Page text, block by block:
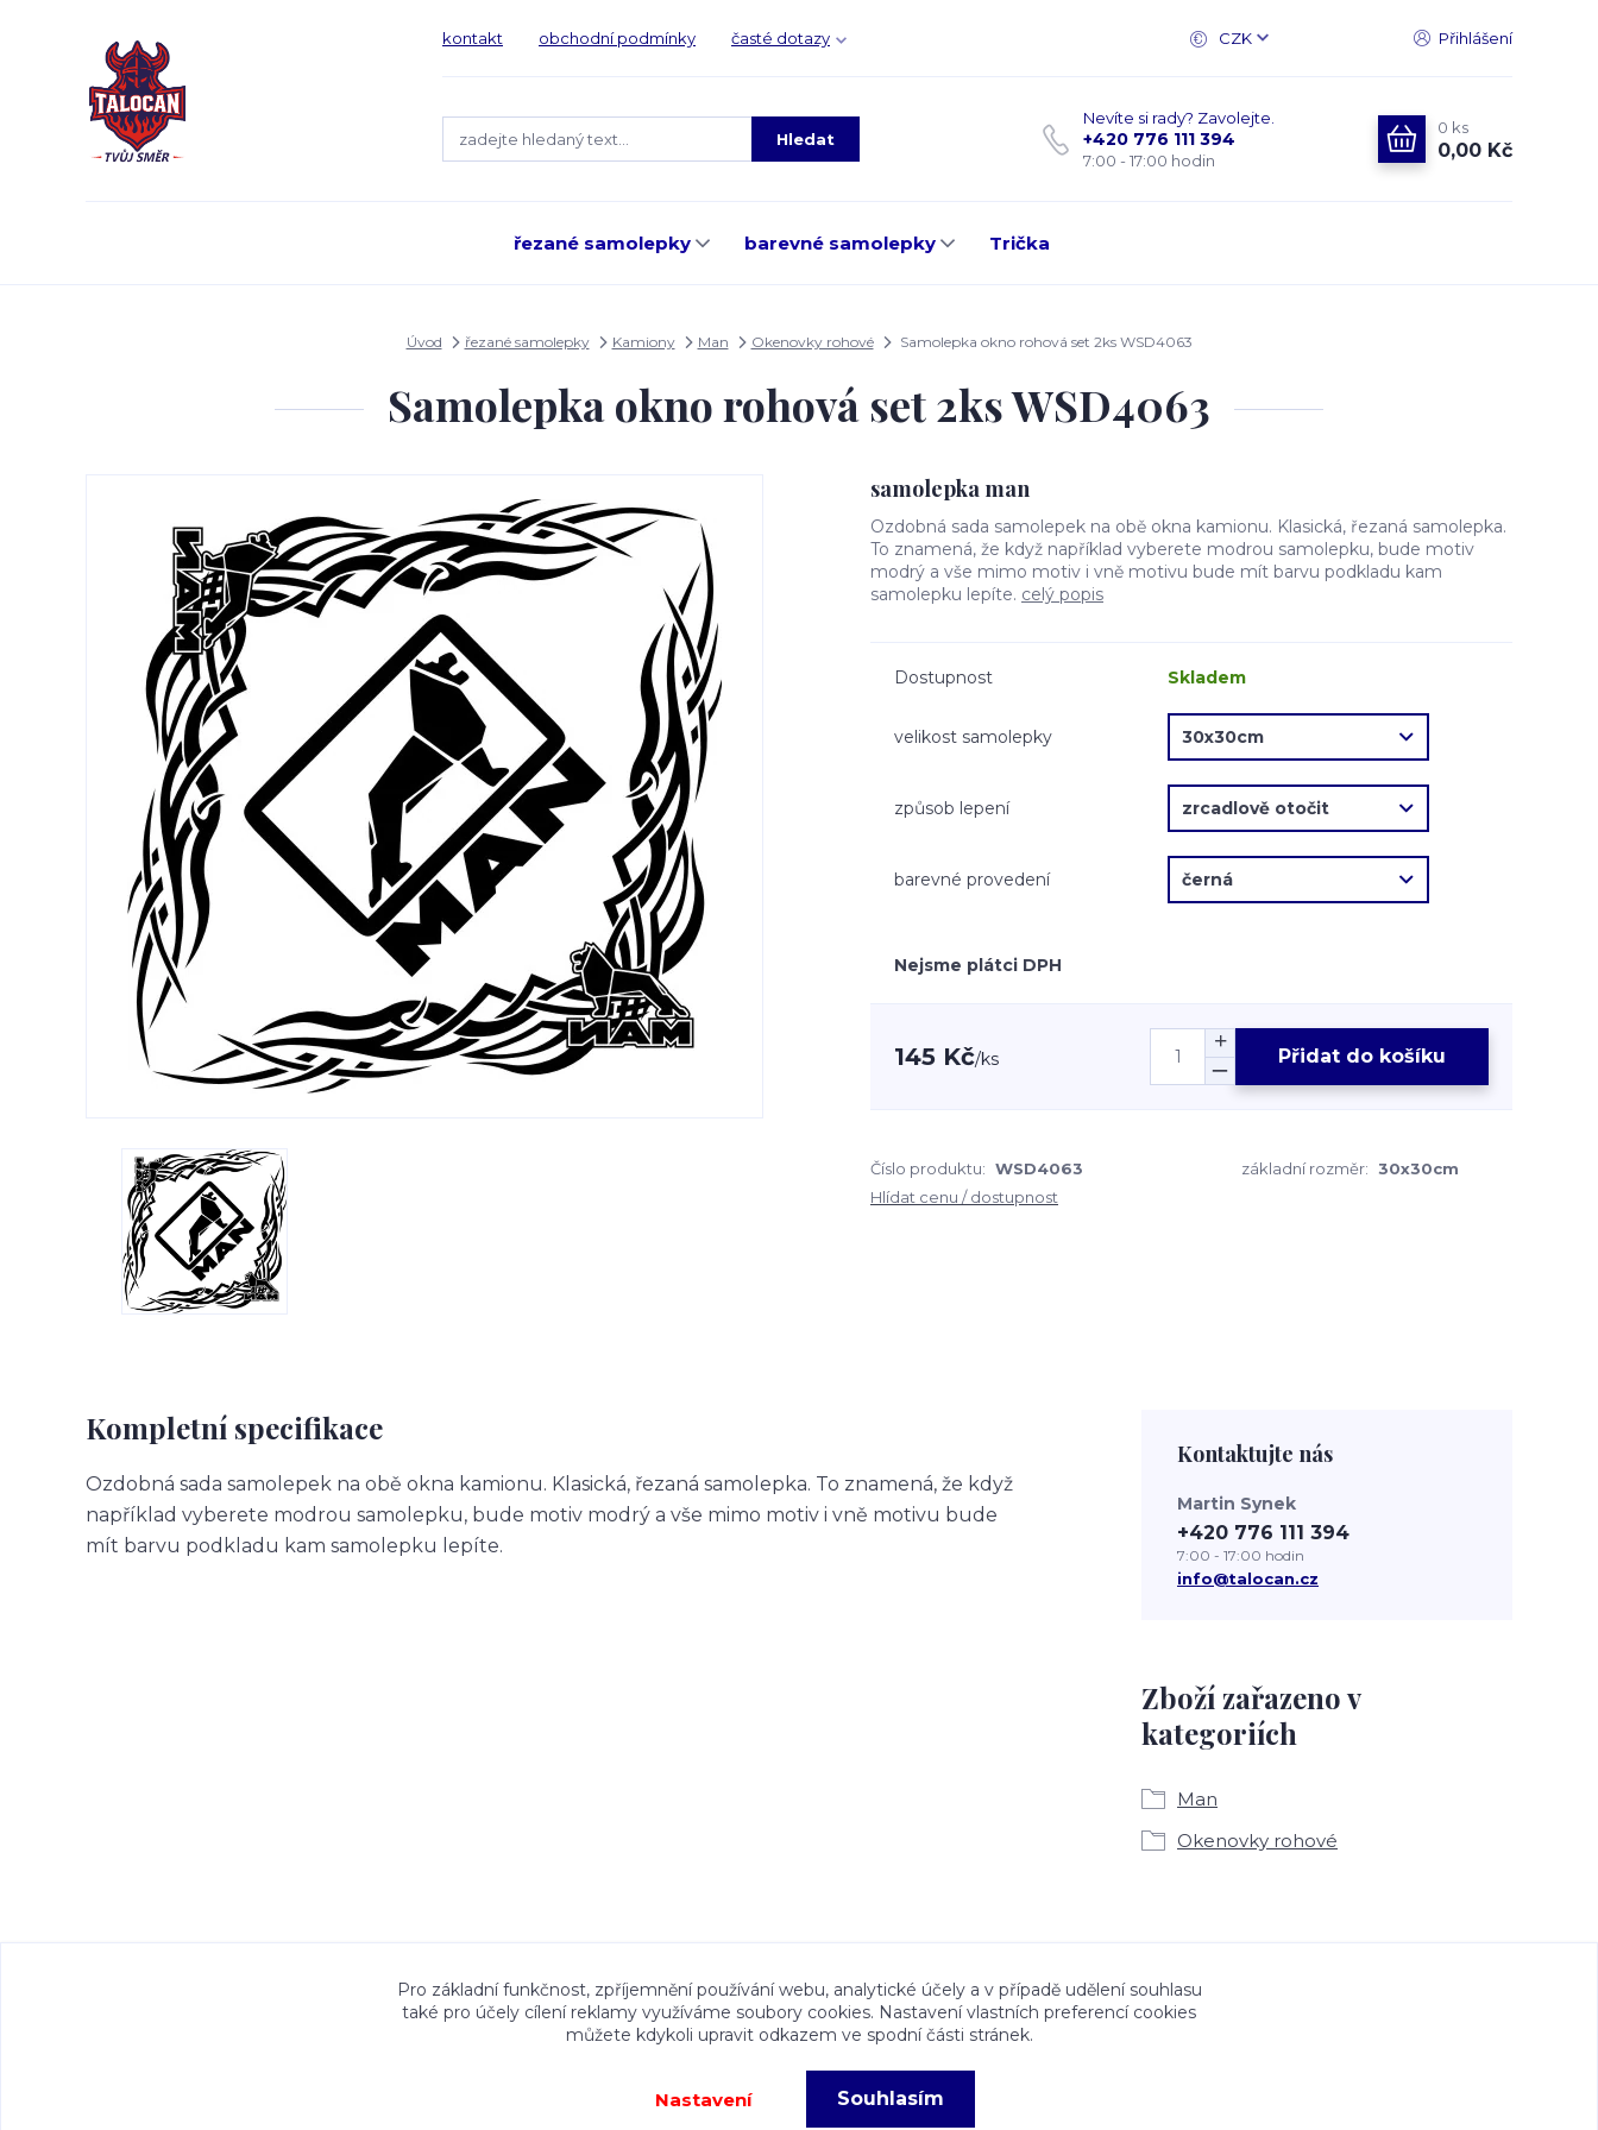
kontakt obchodní podmínky časté dotazy CZK Přihlášení
Hledat
Nevíte si rady? Zavolejte.
+420 776 111 394
7:00 - 17:00 hodin
0 ks
0,00 Kč
řezané samolepky barevné samolepky Trička
Úvod řezané samolepky Kamiony Man Okenovky rohové Samolepka okno rohová set 2ks WSD4063
Samolepka okno rohová set 2ks WSD4063
samolepka man
Ozdobná sada samolepek na obě okna kamionu. Klasická, řezaná samolepka.
To znamená, že když například vyberete modrou samolepku, bude motiv
modrý a vše mimo motiv i vně motivu bude mít barvu podkladu kam
samolepku lepíte. celý popis
Dostupnost Skladem
velikost samolepky
způsob lepení
barevné provedení
Nejsme plátci DPH
145 Kč/ks Přidat do košíku
Číslo produktu: WSD4063 základní rozměr: 30x30cm
Hlídat cenu / dostupnost
Kompletní specifikace
Ozdobná sada samolepek na obě okna kamionu. Klasická, řezaná samolepka. To znamená, že když
například vyberete modrou samolepku, bude motiv modrý a vše mimo motiv i vně motivu bude
mít barvu podkladu kam samolepku lepíte.
Zboží zařazeno v
kategoriích
Man
Okenovky rohové
Kontaktujte nás
Martin Synek
+420 776 111 394
7:00 - 17:00 hodin
info@talocan.cz
Veškeré fotografie, grafické návrhy, vizualizace a textový obsah zveřejněný na stránkách Talocan.cz a CeskeSamolepky.cz jsou chráněny autorským
právem. Jejich použití bez předchozího písemného souhlasu provozovatele je zakázáno.
Pro základní funkčnost, zpříjemnění používání webu, analytické účely a v případě udělení souhlasu
také pro účely cílení reklamy využíváme soubory cookies. Nastavení vlastních preferencí cookies
můžete kdykoli upravit odkazem ve spodní části stránek.
Nastavení Souhlasím